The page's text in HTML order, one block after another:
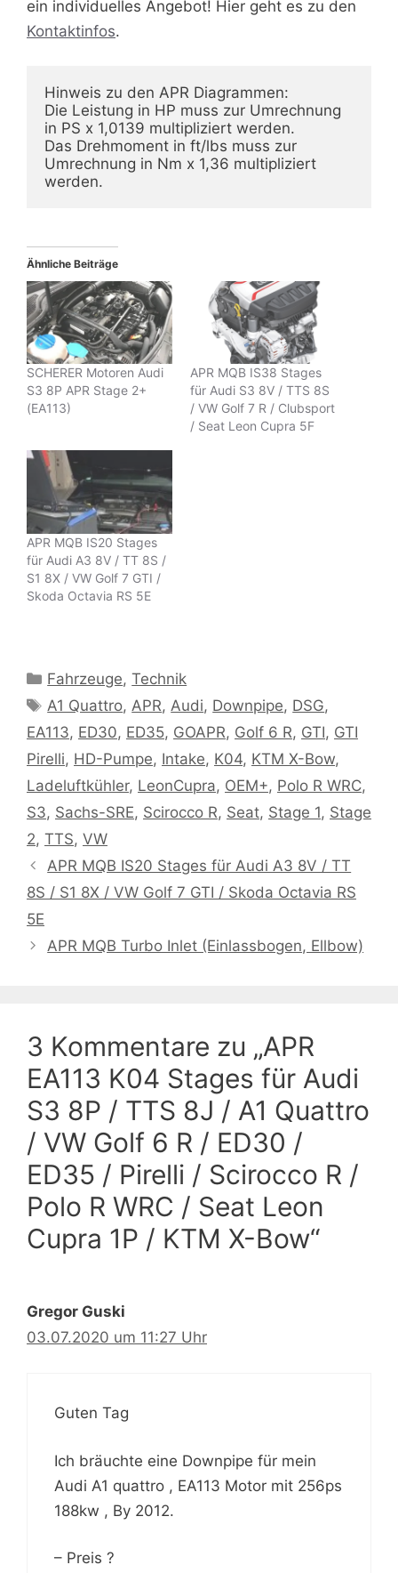
ein individuelles Angebot! Hier geht es zu den
Kontaktinfos.
Hinweis zu den APR Diagrammen:
Die Leistung in HP muss zur Umrechnung
in PS x 1,0139 multipliziert werden.
Das Drehmoment in ft/lbs muss zur
Umrechnung in Nm x 1,36 multipliziert
werden.
Ähnliche Beiträge
SCHERER Motoren Audi
S3 8P APR Stage 2+
(EA113)
APR MQB IS38 Stages
für Audi S3 8V / TTS 8S
/ VW Golf 7 R / Clubsport
/ Seat Leon Cupra 5F
APR MQB IS20 Stages
für Audi A3 8V / TT 8S /
S1 8X / VW Golf 7 GTI /
Skoda Octavia RS 5E
Kategorien
Fahrzeuge,Technik
Schlagwörter
A1 Quattro, APR, Audi, Downpipe, DSG,
EA113, ED30, ED35, GOAPR, Golf 6 R, GTI, GTI
Pirelli, HD-Pumpe, Intake, K04, KTM X-Bow,
Ladeluftkühler, LeonCupra, OEM+, Polo R WRC,
S3, Sachs-SRE, Scirocco R, Seat, Stage 1, Stage
2, TTS, VW
APR MQB IS20 Stages für Audi A3 8V / TT
8S / S1 8X / VW Golf 7 GTI / Skoda Octavia RS
5E
APR MQB Turbo Inlet (Einlassbogen, Ellbow)
3 Kommentare zu „APR
EA113 K04 Stages für Audi
S3 8P / TTS 8J / A1 Quattro
/ VW Golf 6 R / ED30 /
ED35 / Pirelli / Scirocco R /
Polo R WRC / Seat Leon
Cupra 1P / KTM X-Bow“
Gregor Guski
03.07.2020 um 11:27 Uhr
Guten Tag
Ich bräuchte eine Downpipe für mein
Audi A1 quattro , EA113 Motor mit 256ps
188kw , By 2012.
– Preis ?